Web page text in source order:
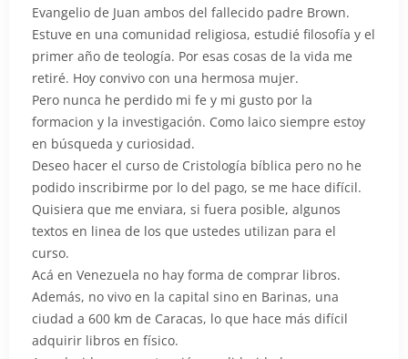
Evangelio de Juan ambos del fallecido padre Brown.
Estuve en una comunidad religiosa, estudié filosofía y el
primer año de teología. Por esas cosas de la vida me
retiré. Hoy convivo con una hermosa mujer.
Pero nunca he perdido mi fe y mi gusto por la
formacion y la investigación. Como laico siempre estoy
en búsqueda y curiosidad.
Deseo hacer el curso de Cristología bíblica pero no he
podido inscribirme por lo del pago, se me hace difícil.
Quisiera que me enviara, si fuera posible, algunos
textos en linea de los que ustedes utilizan para el
curso.
Acá en Venezuela no hay forma de comprar libros.
Además, no vivo en la capital sino en Barinas, una
ciudad a 600 km de Caracas, lo que hace más difícil
adquirir libros en físico.